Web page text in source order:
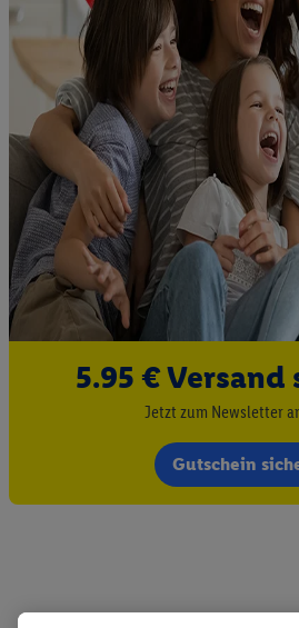
5.95 € Versand
Jetzt zum Newsletter
Gutschein